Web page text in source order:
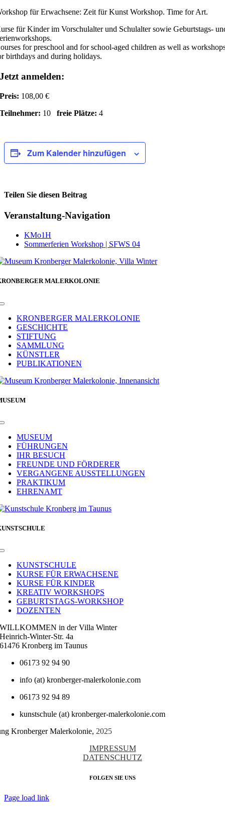
für Erwachsene: Zeit für Kunst Workshop. Time for Art.
für Kinder im Vorschulalter und Schulalter sowie Geburtstags-
for preschool and for school-aged children as well as
birthdays and during holidays.
Jetzt anmelden:
Preis: 108,00 €
Teilnehmer: 10freie Plätze: 4
Zum Kalender hinzufügen
Teilen Sie diesen Beitrag
Facebook
Veranstaltung-Navigation
KMo1H
Sommerferien Workshop | SFWS 04
MALERKOLONIE
Toggle
NavigationKRONBERGER MALERKOLONIE
GESCHICHTE
STIFTUNG
SAMMLUNG
KÜNSTLER
PUBLIKATIONEN
Toggle
NavigationMUSEUM
FÜHRUNGEN
IHR BESUCH
FREUNDE UND FÖRDERER
VERGANGENE AUSSTELLUNGEN
PRAKTIKUM
EHRENAMT
Toggle
NavigationKUNSTSCHULE
KURSE FÜR ERWACHSENE
KURSE FÜR KINDER
KREATIV WORKSHOPS
GEBURTSTAGS-WORKSHOP
DOZENTEN
WILLKOMMEN in der Villa Winter
Heinrich-Winter-Str. 4a
61476 Kronberg im Taunus
06173 92 94 90
info (at) kronberger-malerkolonie.com
06173 92 94 89
kunstschule (at) kronberger-malerkolonie.com
Kronberger Malerkolonie, 2025
IMPRESSUM
DATENSCHUTZ
FOLGEN SIE UNS
Page load link